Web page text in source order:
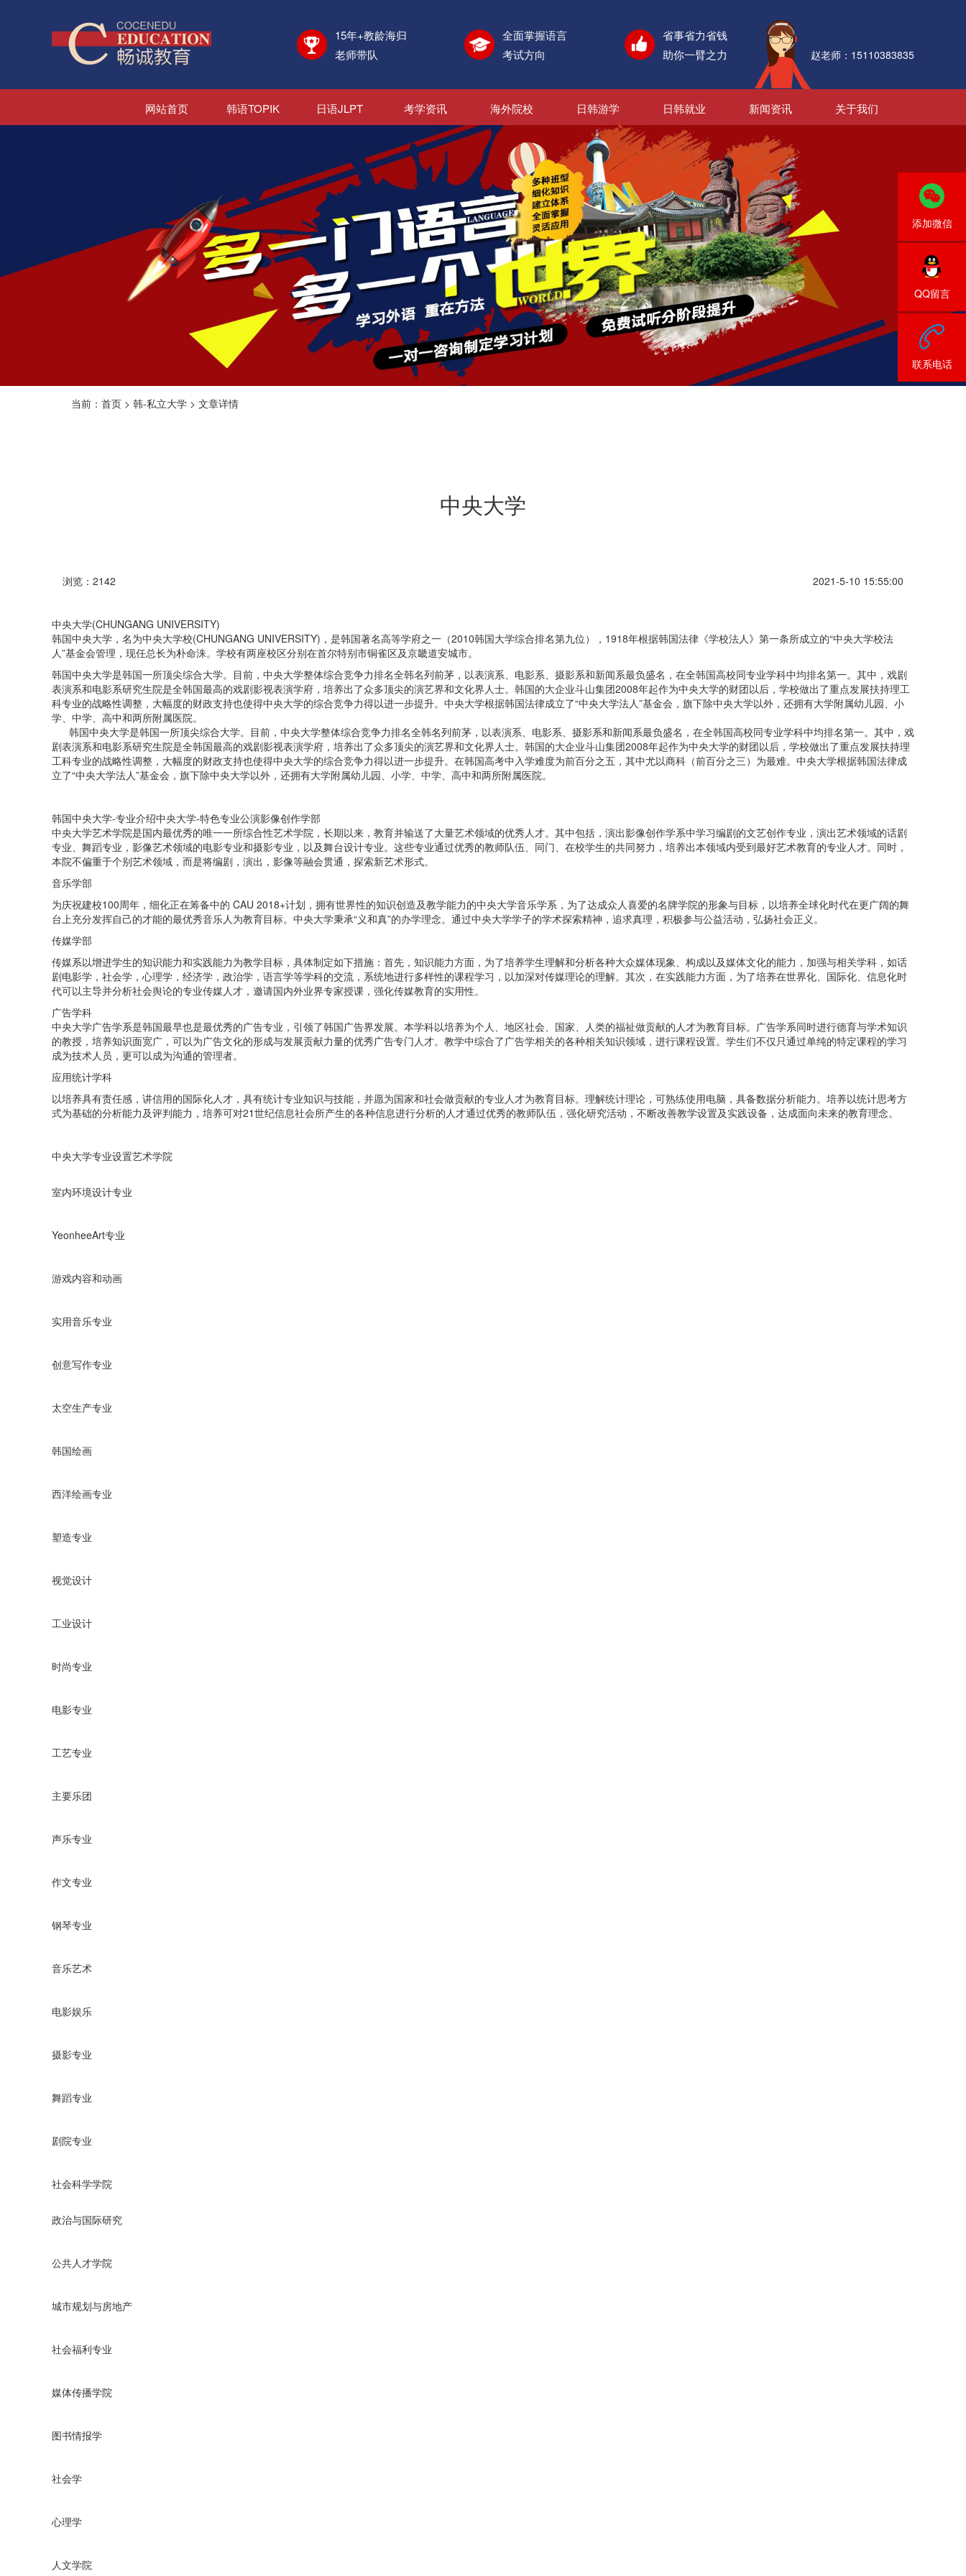
15年+教龄海归
老师带队
全面掌握语言
考试方向
省事省力省钱
助你一臂之力
赵老师：15110383835
网站首页 韩语TOPIK 日语JLPT 考学资讯 海外院校 日韩游学 日韩就业 新闻资讯 关于我们
当前：首页 > 韩-私立大学 > 文章详情
中央大学
浏览：2142 2021-5-10 15:55:00
中央大学(CHUNGANG UNIVERSITY)
韩国中央大学，名为中央大学校(CHUNGANG UNIVERSITY)，是韩国著名高等学府之一（2010韩国大学综合排名第九位），1918年根据韩国法律《学校法人》第一条所成立的“中央大学校法
人”基金会管理，现任总长为朴命洙。学校有两座校区分别在首尔特别市铜雀区及京畿道安城市。
韩国中央大学是韩国一所顶尖综合大学。目前，中央大学整体综合竞争力排名全韩名列前茅，以表演系、电影系、摄影系和新闻系最负盛名，在全韩国高校同专业学科中均排名第一。其中，戏剧
表演系和电影系研究生院是全韩国最高的戏剧影视表演学府，培养出了众多顶尖的演艺界和文化界人士。韩国的大企业斗山集团2008年起作为中央大学的财团以后，学校做出了重点发展扶持理工
科专业的战略性调整，大幅度的财政支持也使得中央大学的综合竞争力得以进一步提升。中央大学根据韩国法律成立了“中央大学法人”基金会，旗下除中央大学以外，还拥有大学附属幼儿园、小
学、中学、高中和两所附属医院。
韩国中央大学是韩国一所顶尖综合大学。目前，中央大学整体综合竞争力排名全韩名列前茅，以表演系、电影系、摄影系和新闻系最负盛名，在全韩国高校同专业学科中均排名第一。其中，戏
剧表演系和电影系研究生院是全韩国最高的戏剧影视表演学府，培养出了众多顶尖的演艺界和文化界人士。韩国的大企业斗山集团2008年起作为中央大学的财团以后，学校做出了重点发展扶持理
工科专业的战略性调整，大幅度的财政支持也使得中央大学的综合竞争力得以进一步提升。在韩国高考中入学难度为前百分之五，其中尤以商科（前百分之三）为最难。中央大学根据韩国法律成
立了“中央大学法人”基金会，旗下除中央大学以外，还拥有大学附属幼儿园、小学、中学、高中和两所附属医院。
韩国中央大学-专业介绍中央大学-特色专业公演影像创作学部
中央大学艺术学院是国内最优秀的唯一一所综合性艺术学院，长期以来，教育并输送了大量艺术领域的优秀人才。其中包括，演出影像创作学系中学习编剧的文艺创作专业，演出艺术领域的话剧
专业、舞蹈专业，影像艺术领域的电影专业和摄影专业，以及舞台设计专业。这些专业通过优秀的教师队伍、同门、在校学生的共同努力，培养出本领域内受到最好艺术教育的专业人才。同时，
本院不偏重于个别艺术领域，而是将编剧，演出，影像等融会贯通，探索新艺术形式。
音乐学部
为庆祝建校100周年，细化正在筹备中的 CAU 2018+计划，拥有世界性的知识创造及教学能力的中央大学音乐学系，为了达成众人喜爱的名牌学院的形象与目标，以培养全球化时代在更广阔的舞
台上充分发挥自己的才能的最优秀音乐人为教育目标。中央大学秉承“义和真”的办学理念。通过中央大学学子的学术探索精神，追求真理，积极参与公益活动，弘扬社会正义。
传媒学部
传媒系以增进学生的知识能力和实践能力为教学目标，具体制定如下措施：首先，知识能力方面，为了培养学生理解和分析各种大众媒体现象、构成以及媒体文化的能力，加强与相关学科，如话
剧电影学，社会学，心理学，经济学，政治学，语言学等学科的交流，系统地进行多样性的课程学习，以加深对传媒理论的理解。其次，在实践能力方面，为了培养在世界化、国际化、信息化时
代可以主导并分析社会舆论的专业传媒人才，邀请国内外业界专家授课，强化传媒教育的实用性。
广告学科
中央大学广告学系是韩国最早也是最优秀的广告专业，引领了韩国广告界发展。本学科以培养为个人、地区社会、国家、人类的福祉做贡献的人才为教育目标。广告学系同时进行德育与学术知识
的教授，培养知识面宽广，可以为广告文化的形成与发展贡献力量的优秀广告专门人才。教学中综合了广告学相关的各种相关知识领域，进行课程设置。学生们不仅只通过单纯的特定课程的学习
成为技术人员，更可以成为沟通的管理者。
应用统计学科
以培养具有责任感，讲信用的国际化人才，具有统计专业知识与技能，并愿为国家和社会做贡献的专业人才为教育目标。理解统计理论，可熟练使用电脑，具备数据分析能力。培养以统计思考方
式为基础的分析能力及评判能力，培养可对21世纪信息社会所产生的各种信息进行分析的人才通过优秀的教师队伍，强化研究活动，不断改善教学设置及实践设备，达成面向未来的教育理念。
中央大学专业设置艺术学院
室内环境设计专业
YeonheeArt专业
游戏内容和动画
实用音乐专业
创意写作专业
太空生产专业
韩国绘画
西洋绘画专业
塑造专业
视觉设计
工业设计
时尚专业
电影专业
工艺专业
主要乐团
声乐专业
作文专业
钢琴专业
音乐艺术
电影娱乐
摄影专业
舞蹈专业
剧院专业
社会科学学院
政治与国际研究
公共人才学院
城市规划与房地产
社会福利专业
媒体传播学院
图书情报学
社会学
心理学
人文学院
添加微信
QQ留言
联系电话